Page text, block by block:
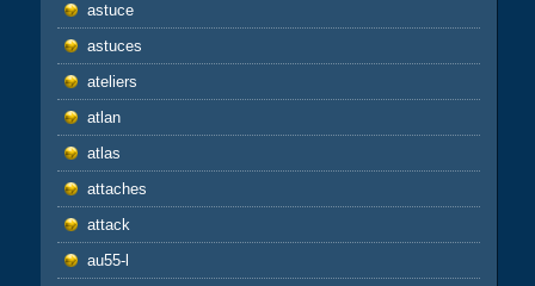
astuce
astuces
ateliers
atlan
atlas
attaches
attack
au55-l